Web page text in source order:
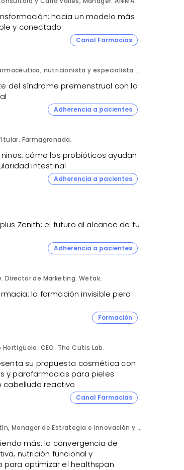
hacia un modelo más
y conectado
Canal Farmacias
Lola Montes. Farmacéutica, nutricionista y especialista en salud hormonal y de la mujer.
del síndrome premenstrual con la
Adherencia a pacientes
Farmagranada.
cómo los probióticos ayudan
intestinal
Adherencia a pacientes
Zenith: el futuro al alcance de tu
Adherencia a pacientes
Director de Marketing. Wetak.
la formación invisible pero
Formación
CEO. The Cutis Lab.
su propuesta cosmética con
y parafarmacias para pieles
cabelludo reactivo
Canal Farmacias
Karina Sanmartín, Manager de Estrategia e Innovación y Ana Leal, Consultora Senior de Innovación. ANIMA.
más: la convergencia de
nutrición funcional y
optimizar el healthspan